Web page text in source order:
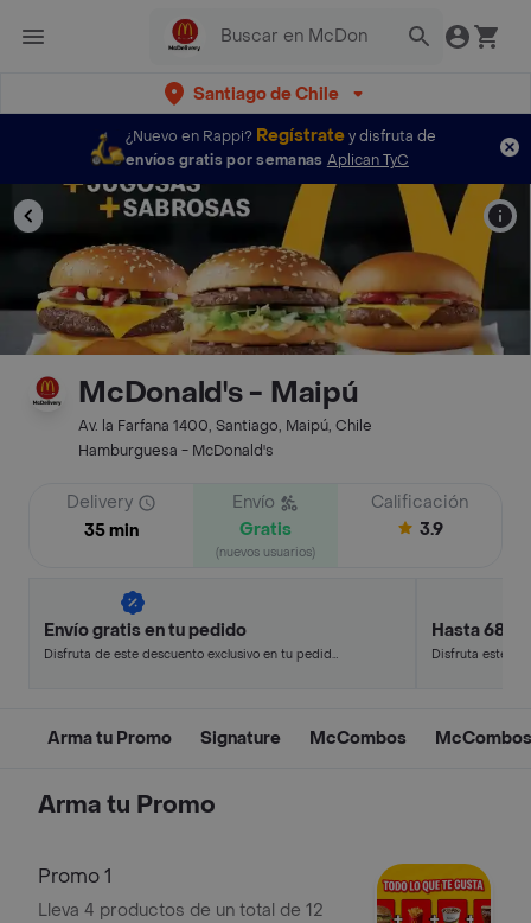
Santiago de Chile
¿Nuevo en Rappi? Regístratey disfruta de
envíos gratis por semanas Aplican TyC
McDonald's - Maipú
Av. la Farfana 1400, Santiago, Maipú, Chile
Hamburguesa - McDonald's
Delivery
35 min
Envío
Gratis
(nuevos usuarios)
Calificación
3.9
Envío gratis en tu pedido
Disfruta de este descuento exclusivo en tu pedido
Hasta 68%
Disfruta este
Arma tu Promo Signature McCombos
Arma tu Promo
Promo 1
Lleva 4 productos de un total de 12